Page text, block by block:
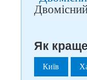
Як
Київ